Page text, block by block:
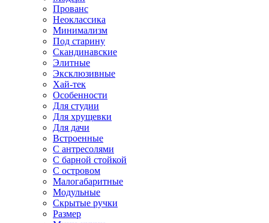
Прованс
Неоклассика
Минимализм
Под старину
Скандинавские
Элитные
Эксклюзивные
Хай-тек
Особенности
Для студии
Для хрущевки
Для дачи
Встроенные
С антресолями
С барной стойкой
С островом
Малогабаритные
Модульные
Скрытые ручки
Размер